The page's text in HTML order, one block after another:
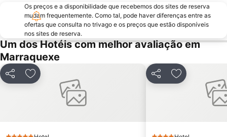
Madrasa Ben Youssef
Marrakech Palmery
Avenue Mohammed V
Mellah
Church of the Holy Martyrs
Stade El-Harti
Agdal Gardens
Sidi Youssef Ben Ali
Belbekkar
Oasiria Water Park
Nikki Beach Club
Os preços e a disponibilidade que recebemos dos sites de reserva
mudam frequentemente. Como tal, pode haver diferenças entre as
ofertas que consulta no trivago e os preços que estão disponíveis
nos sites de reserva.
Um dos Hotéis com melhor avaliação em
Marraquexe
PartilharAdicionar aos favoritos PartilharAdicionar